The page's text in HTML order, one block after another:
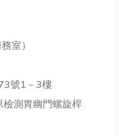
室）
號1－3樓
檢測胃幽門螺旋桿